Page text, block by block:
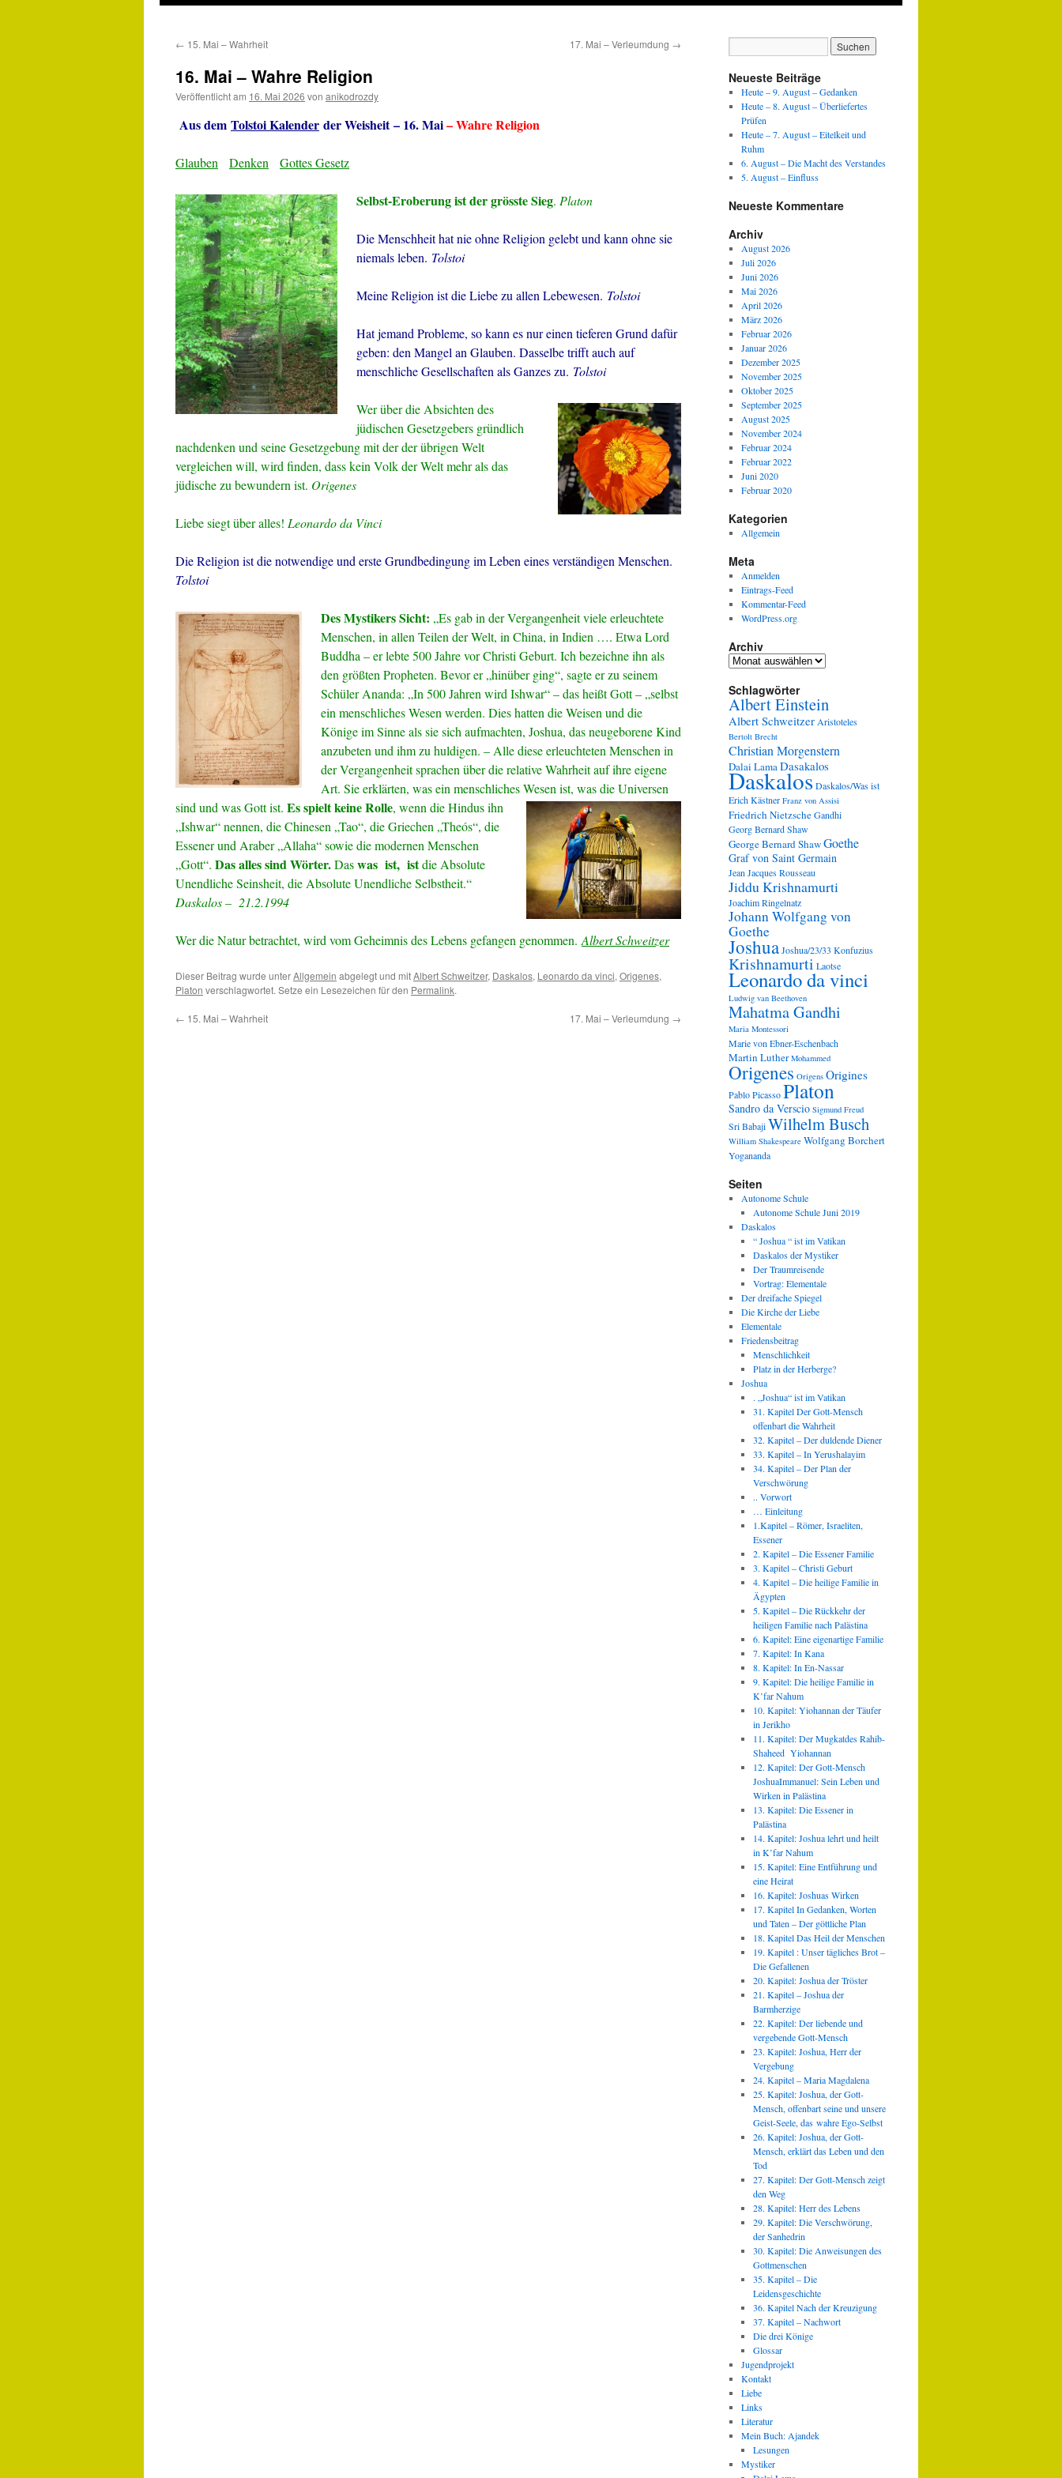
← 15. Mai – Wahrheit 17. Mai – Verleumdung →
16. Mai – Wahre Religion
Veröffentlicht am 16. Mai 2026 von anikodrozdy
Aus dem Tolstoi Kalender der Weisheit – 16. Mai– Wahre Religion
Glauben Denken Gottes Gesetz
Selbst-Eroberung ist der grösste Sieg. Platon
Die Menschheit hat nie ohne Religion gelebt und kann ohne sie
niemals leben. Tolstoi
Meine Religion ist die Liebe zu allen Lebewesen. Tolstoi
Hat jemand Probleme, so kann es nur einen tieferen Grund dafür
geben: den Mangel an Glauben. Dasselbe trifft auch auf
menschliche Gesellschaften als Ganzes zu. Tolstoi
Wer über die Absichten des
jüdischen Gesetzgebers gründlich
nachdenken und seine Gesetzgebung mit der der übrigen Welt
vergleichen will, wird finden, dass kein Volk der Welt mehr als das
jüdische zu bewundern ist. Origenes
Liebe siegt über alles! Leonardo da Vinci
Die Religion ist die notwendige und erste Grundbedingung im Leben eines verständigen Menschen.
Tolstoi
Des Mystikers Sicht: „Es gab in der Vergangenheit viele erleuchtete
Menschen, in allen Teilen der Welt, in China, in Indien …. Etwa Lord
Buddha – er lebte 500 Jahre vor Christi Geburt. Ich bezeichne ihn als
den größten Propheten. Bevor er „hinüber ging“, sagte er zu seinem
Schüler Ananda: „In 500 Jahren wird Ishwar“ – das heißt Gott – „selbst
ein menschliches Wesen werden. Dies hatten die Weisen und die
Könige im Sinne als sie sich aufmachten, Joshua, das neugeborene Kind
anzubeten und ihm zu huldigen. – Alle diese erleuchteten Menschen in
der Vergangenheit sprachen über die relative Wahrheit auf ihre eigene
Art. Sie erklärten, was ein menschliches Wesen ist, was die Universen
sind und was Gott ist. Es spielt keine Rolle, wenn die Hindus ihn
„Ishwar“ nennen, die Chinesen „Tao“, die Griechen „Theós“, die
Essener und Araber „Allaha“ sowie die modernen Menschen
„Gott“. Das alles sind Wörter.Daswas ist, istdie Absolute
Unendliche Seinsheit, die Absolute Unendliche Selbstheit.“
Daskalos – 21.2.1994
Wer die Natur betrachtet, wird vom Geheimnis des Lebens gefangen genommen. Albert Schweitzer
Dieser Beitrag wurde unterAllgemein abgelegt und mitAlbert Schweitzer, Daskalos, Leonardo da vinci, Origenes,
Platon verschlagwortet. Setze ein Lesezeichen für den Permalink.
← 15. Mai – Wahrheit 17. Mai – Verleumdung →
Neueste Beiträge
Heute – 9. August – Gedanken
Heute – 8. August – Überliefertes
Prüfen
Heute – 7. August – Eitelkeit und
Ruhm
6. August – Die Macht des Verstandes
5. August – Einfluss
Neueste Kommentare
Archiv
August 2026
Juli 2026
Juni 2026
Mai 2026
April 2026
März 2026
Februar 2026
Januar 2026
Dezember 2025
November 2025
Oktober 2025
September 2025
August 2025
November 2024
Februar 2024
Februar 2022
Juni 2020
Februar 2020
Kategorien
Allgemein
Meta
Anmelden
Eintrags-Feed
Kommentar-Feed
WordPress.org
Archiv
Archiv
Schlagwörter
Albert Einstein
Albert Schweitzer Aristoteles
Bertolt Brecht
Christian Morgenstern
Dalai LamaDasakalos
DaskalosDaskalos/Was ist
Erich Kästner Franz von Assisi
Friedrich NietzscheGandhi
Georg Bernard Shaw
George Bernard ShawGoethe
Graf von Saint Germain
Jean Jacques Rousseau
Jiddu Krishnamurti
Joachim Ringelnatz
Johann Wolfgang von
Goethe
JoshuaJoshua/23/33 Konfuzius
Krishnamurti Laotse
Leonardo da vinci
Ludwig van Beethoven
Mahatma Gandhi
Maria Montessori
Marie von Ebner-Eschenbach
Martin Luther Mohammed
Origenes Origens Origines
Pablo PicassoPlaton
Sandro da Verscio Sigmund Freud
Sri BabajiWilhelm Busch
William Shakespeare Wolfgang Borchert
Yogananda
Seiten
Autonome Schule
Autonome Schule Juni 2019
Daskalos
“ Joshua “ ist im Vatikan
Daskalos der Mystiker
Der Traumreisende
Vortrag: Elementale
Der dreifache Spiegel
Die Kirche der Liebe
Elementale
Friedensbeitrag
Menschlichkeit
Platz in der Herberge?
Joshua
. „Joshua“ ist im Vatikan
31. Kapitel Der Gott-Mensch
offenbart die Wahrheit
32. Kapitel – Der duldende Diener
33. Kapitel – In Yerushalayim
34. Kapitel – Der Plan der
Verschwörung
.. Vorwort
… Einleitung
1.Kapitel – Römer, Israeliten,
Essener
2. Kapitel – Die Essener Familie
3. Kapitel – Christi Geburt
4. Kapitel – Die heilige Familie in
Ägypten
5. Kapitel – Die Rückkehr der
heiligen Familie nach Palästina
6. Kapitel: Eine eigenartige Familie
7. Kapitel: In Kana
8. Kapitel: In En-Nassar
9. Kapitel: Die heilige Familie in
K’far Nahum
10. Kapitel: Yiohannan der Täufer
in Jerikho
11. Kapitel: Der Mugkatdes Rahib-
Shaheed Yiohannan
12. Kapitel: Der Gott-Mensch
JoshuaImmanuel: Sein Leben und
Wirken in Palästina
13. Kapitel: Die Essener in
Palästina
14. Kapitel: Joshua lehrt und heilt
in K’far Nahum
15. Kapitel: Eine Entführung und
eine Heirat
16. Kapitel: Joshuas Wirken
17. Kapitel In Gedanken, Worten
und Taten – Der göttliche Plan
18. Kapitel Das Heil der Menschen
19. Kapitel : Unser tägliches Brot –
Die Gefallenen
20. Kapitel: Joshua der Tröster
21. Kapitel – Joshua der
Barmherzige
22. Kapitel: Der liebende und
vergebende Gott-Mensch
23. Kapitel: Joshua, Herr der
Vergebung
24. Kapitel – Maria Magdalena
25. Kapitel: Joshua, der Gott-
Mensch, offenbart seine und unsere
Geist-Seele, das wahre Ego-Selbst
26. Kapitel: Joshua, der Gott-
Mensch, erklärt das Leben und den
Tod
27. Kapitel: Der Gott-Mensch zeigt
den Weg
28. Kapitel: Herr des Lebens
29. Kapitel: Die Verschwörung,
der Sanhedrin
30. Kapitel: Die Anweisungen des
Gottmenschen
35. Kapitel – Die
Leidensgeschichte
36. Kapitel Nach der Kreuzigung
37. Kapitel – Nachwort
Die drei Könige
Glossar
Jugendprojekt
Kontakt
Liebe
Links
Literatur
Mein Buch: Ajandek
Lesungen
Mystiker